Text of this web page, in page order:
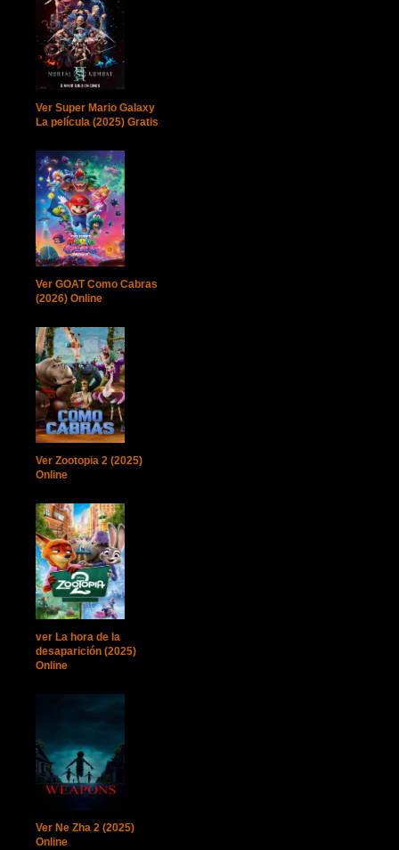
Ver Super Mario Galaxy
La película (2025) Gratis
Ver GOAT Como Cabras
(2026) Online
Ver Zootopia 2 (2025)
Online
ver La hora de la
desaparición (2025)
Online
Ver Ne Zha 2 (2025)
Online